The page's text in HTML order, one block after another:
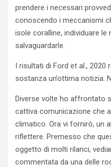
prendere i necessari
conoscendo i meccanismi
isole coralline, individuare
salvaguardarle.
I risultati di Ford et al., 2020
sostanza un’ottima notizia.
Diverse volte ho affrontato
cattiva comunicazione che
climatico. Ora vi fornirò, un
riflettere. Premesso che
oggetto di molti rilanci,
commentata da una delle